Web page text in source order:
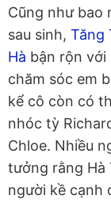
Cũng như bao
sau sinh, Tăng
Hà bận rộn với
chăm sóc em
kể cô còn có
nhóc tỳ
Chloe. Nhiều
tưởng rằng Hà
người kề cạnh